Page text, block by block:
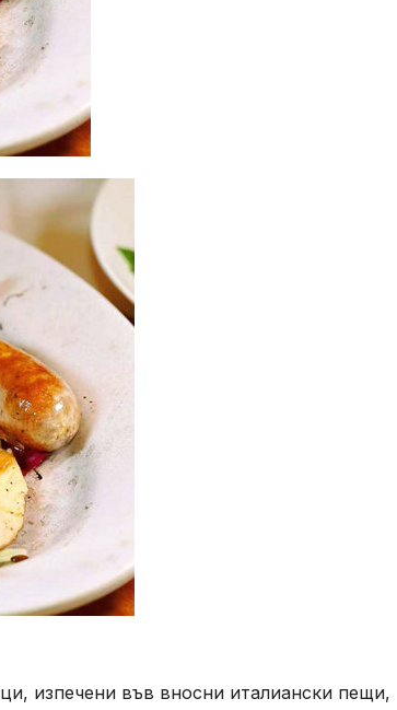
изпечени във вносни италиански пещи,